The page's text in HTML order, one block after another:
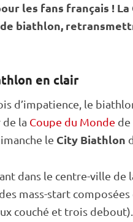
les fans français !
de biathlon,
en clair
d’impatience, le
de la Coupe du Monde de
le City Biathlon
dans le centre-ville de
mass-start
couché et trois debout